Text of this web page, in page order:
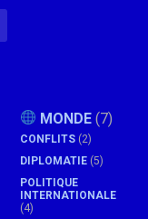
MONDE (7)
CONFLITS (2)
DIPLOMATIE (5)
POLITIQUE
INTERNATIONALE
(4)